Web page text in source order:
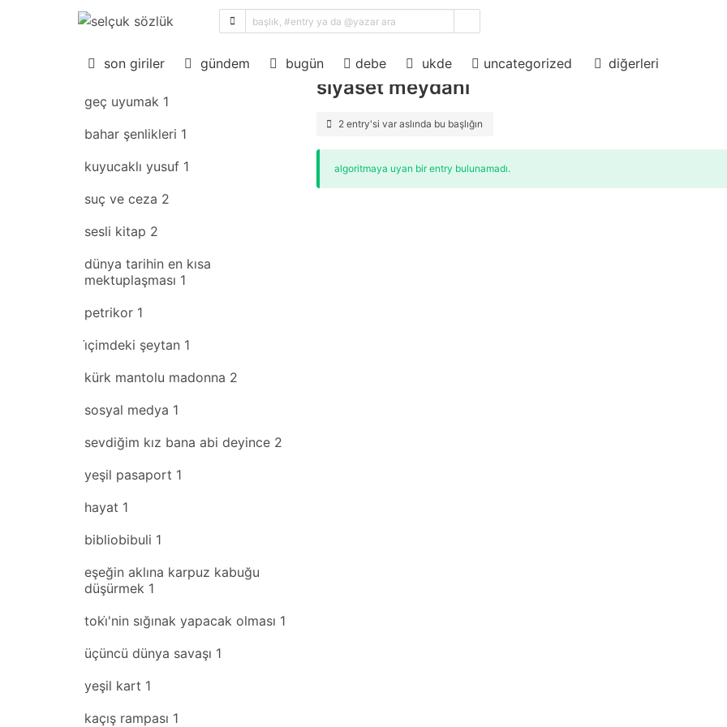
son giriler gündem bugün debe ukde uncategorized diğerleri
son giriler rastgele
geç uyumak 1
bahar şenlikleri 1
kuyucaklı yusuf 1
suç ve ceza 2
sesli kitap 2
dünya tarihin en kısa
mektuplaşması 1
petrikor 1
i̇çimdeki şeytan 1
kürk mantolu madonna 2
sosyal medya 1
sevdiğim kız bana abi deyince 2
yeşil pasaport 1
hayat 1
bibliobibuli 1
eşeğin aklına karpuz kabuğu
düşürmek 1
toki̇'nin sığınak yapacak olması 1
üçüncü dünya savaşı 1
yeşil kart 1
kaçış rampası 1
sıralama
siyaset meydanı
2 entry'si var aslında bu başlığın
algoritmaya uyan bir entry bulunamadı.